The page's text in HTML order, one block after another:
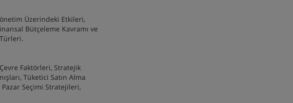
Üzerindeki Etkileri,
Bütçeleme Kavramı ve
Faktörleri, Stratejik
Tüketici Satın Alma
Pazar Seçimi Stratejileri,